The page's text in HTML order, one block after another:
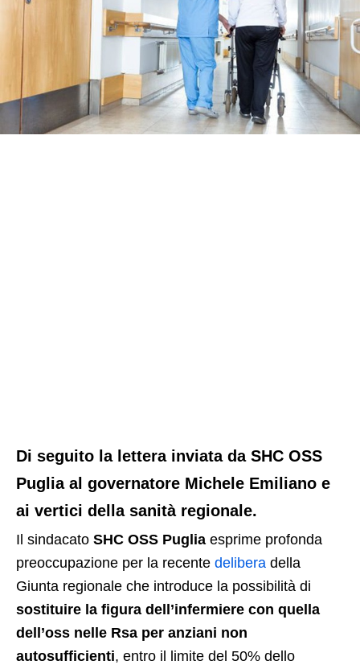
Di seguito la lettera inviata da SHC OSS
Puglia al governatore Michele Emiliano e
ai vertici della sanità regionale.
Il sindacato SHC OSS Puglia esprime profonda
preoccupazione per la recente delibera della
Giunta regionale che introduce la possibilità di
sostituire la figura dell’infermiere con quella
dell’oss nelle Rsa per anziani non
autosufficienti, entro il limite del 50% dello